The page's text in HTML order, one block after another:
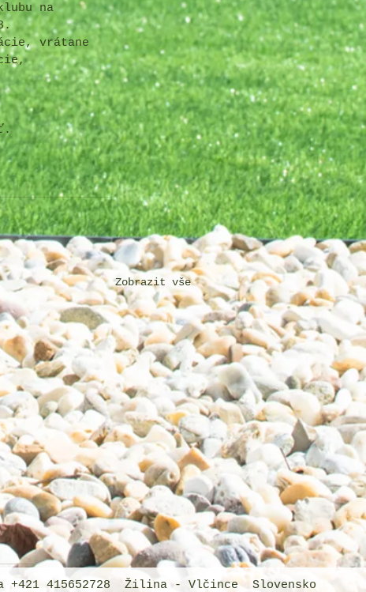
na
vrátane
,
Zobrazit vše
415652728 Žilina - Vlčince Slovensko